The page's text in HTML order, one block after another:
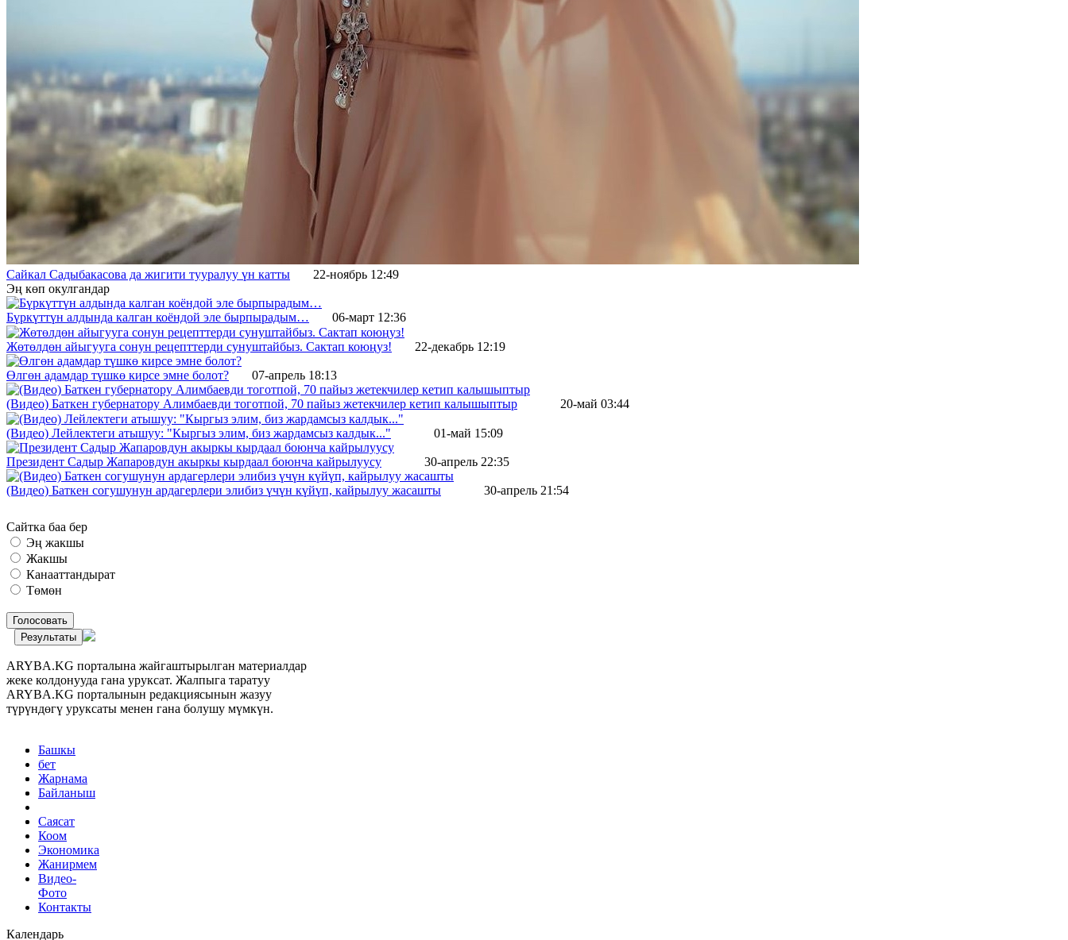
Сайкал Садыбакасова да жигити тууралуу үн катты
22-ноябрь 12:49
Эң көп окулгандар
Бүркүттүн алдында калган коёндой эле бырпырадым… 06-март 12:36
Жөтөлдөн айыгууга сонун рецепттерди сунуштайбыз. Сактап коюңуз! 22-декабрь 12:19
Өлгөн адамдар түшкө кирсе эмне болот? 07-апрель 18:13
(Видео) Баткен губернатору Алимбаевди тоготпой, 70 пайыз жетекчилер кетип калышыптыр 20-май 03:44
(Видео) Лейлектеги атышуу: "Кыргыз элим, биз жардамсыз калдык..." 01-май 15:09
Президент Садыр Жапаровдун акыркы кырдаал боюнча кайрылуусу 30-апрель 22:35
(Видео) Баткен согушунун ардагерлери элибиз үчүн күйүп, кайрылуу жасашты 30-апрель 21:54
Сайтка баа бер
Эң жакшы
Жакшы
Канааттандырат
Төмөн
Голосовать
Результаты
ARYBA.KG порталына жайгаштырылган материалдар
жеке колдонууда гана уруксат. Жалпыга таратуу
ARYBA.KG порталынын редакциясынын жазуу
түрүндөгү уруксаты менен гана болушу мүмкүн.
Башкы
бет
Жарнама
Байланыш
Саясат
Коом
Экономика
Жанирмем
Видео-
Фото
Контакты
Календарь